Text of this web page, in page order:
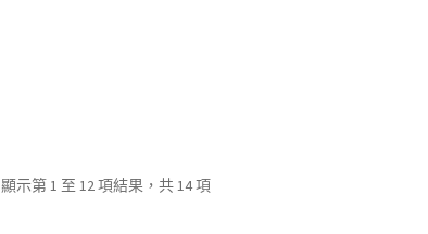
顯示第 1 至 12 項結果，共 14 項